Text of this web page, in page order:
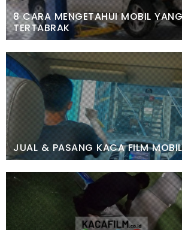
8 CARA MENGETAHUI MOBIL
TERTABRAK
JUAL & PASANG KACA FILM